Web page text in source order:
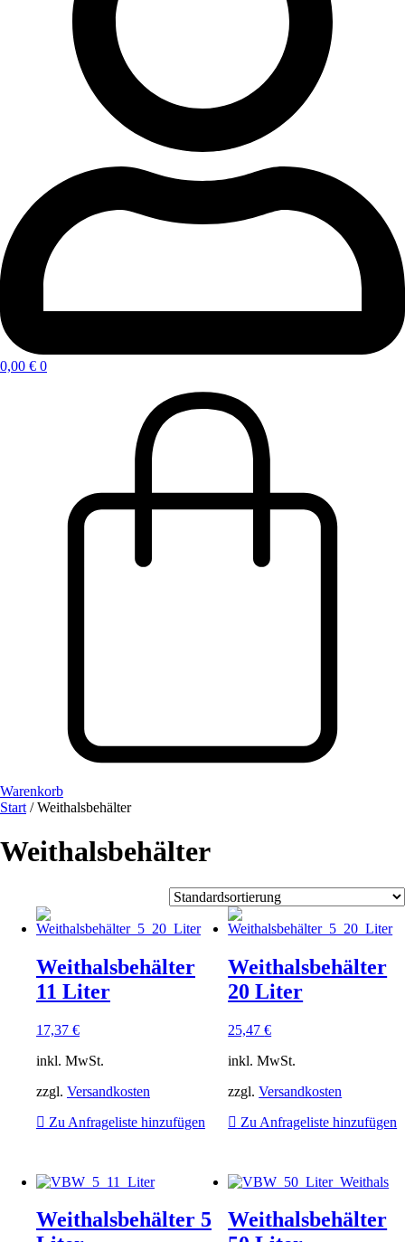
0,00 € 0
Warenkorb
Start / Weithalsbehälter
Weithalsbehälter
Weithalsbehälter
11 Liter
17,37 €
inkl. MwSt.
zzgl. Versandkosten
Zu Anfrageliste hinzufügen
Weithalsbehälter
20 Liter
25,47€
inkl. MwSt.
zzgl.Versandkosten
Zu Anfrageliste hinzufügen
Weithalsbehälter 5
Weithalsbehälter